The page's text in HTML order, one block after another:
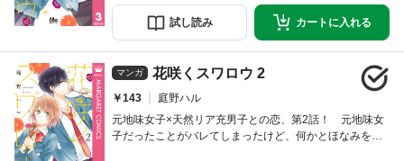
と落ち込むほなみ。そして校外学習へ出かけた先で、転
校前の学校の子たちと遭遇してしまい…？ 元地味女
子、初めての恋の行方は!?
試し読み カートに入れる
マンガ 花咲くスワロウ 2
￥143
庭野ハル
元地味女子×天然リア充男子との恋、第2話！ 元地味女
子だったことがバレてしまったけど、何かとほなみを気